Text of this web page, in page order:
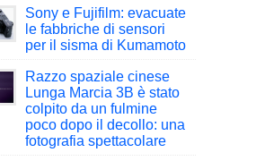
Sony e Fujifilm: evacuate
le fabbriche di sensori
per il sisma di Kumamoto
Razzo spaziale cinese
Lunga Marcia 3B è stato
colpito da un fulmine
poco dopo il decollo: una
fotografia spettacolare